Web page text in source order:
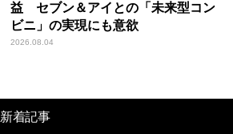
益 セブン＆アイとの「未来型コン
ビニ」の実現にも意欲
2026.08.04
新着記事